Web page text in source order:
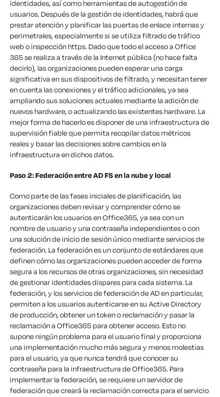
identidades, así como herramientas de autogestión de
usuarios. Después de la gestión de identidades, habrá que
prestar atención y planificar las puertas de enlace internas y
perimetrales, especialmente si se utiliza filtrado de tráfico
web o inspección https. Dado que todo el acceso a Office
365 se realiza a través de la Internet pública (no hace falta
decirlo), las organizaciones pueden esperar una carga
significativa en sus dispositivos de filtrado, y necesitan tener
en cuenta las conexiones y el tráfico adicionales, ya sea
ampliando sus soluciones actuales mediante la adición de
nuevos hardware, o actualizando las existentes hardware. La
mejor forma de hacerlo es disponer de una infraestructura de
supervisión fiable que permita recopilar datos métricos
reales y basar las decisiones sobre cambios en la
infraestructura en dichos datos.
Paso 2: Federación entre AD FS en la nube y local
Como parte de las fases iniciales de planificación, las
organizaciones deben revisar y comprender cómo se
autenticarán los usuarios en Office365, ya sea con un
nombre de usuario y una contraseña independientes o con
una solución de inicio de sesión único mediante servicios de
federación. La federación es un conjunto de estándares que
definen cómo las organizaciones pueden acceder de forma
segura a los recursos de otras organizaciones, sin necesidad
de gestionar identidades dispares para cada sistema. La
federación, y los servicios de federación de AD en particular,
permiten a los usuarios autenticarse en su Active Directory
de producción, obtener un token o reclamación y pasar la
reclamación a Office365 para obtener acceso. Esto no
supone ningún problema para el usuario final y proporciona
una implementación mucho más segura y menos molestias
para el usuario, ya que nunca tendrá que conocer su
contraseña para la infraestructura de Office365. Para
implementar la federación, se requiere un servidor de
federación que creará la reclamación correcta para el servicio